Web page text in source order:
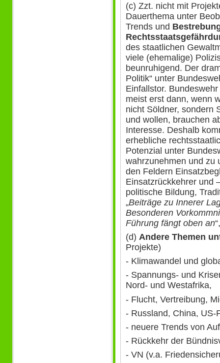
(c) Zzt. nicht mit
Dauerthema unter
Trends und
des staatlichen
viele (ehemalige)
beunruhigend. Der
Politik“ unter
Einfallstor.
meist erst dann, wenn
nicht Söldner, sondern
und wollen, brauchen
Interesse. Deshalb
erhebliche
Potenzial unter
wahrzunehmen und zu
den Feldern
Einsatzrückkehrer und
politische Bildung,
„Beiträge zu Innerer
Besonderen
Führung fängt oben an
(d) Andere Themen
Projekte)
- Klimawandel und
- Spannungs- und
Nord- und Westafrika,
- Flucht, Vertreibung,
- Russland, China, US-
- neuere Trends von
- Rückkehr der
- VN (v.a.